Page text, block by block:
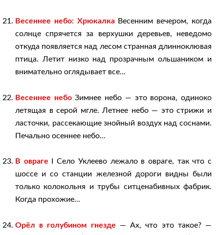
Весеннее небо: ХрюкалкаВесенним вечером, когда
солнце спрячется за верхушки деревьев, неведомо
откуда появляется над лесом странная длинноклювая
птица. Летит низко над прозрачным ольшаником и
внимательно оглядывает все...
Весеннее небоЗимнее небо — это ворона, одиноко
летящая в серой мгле. Летнее небо — это стрижи и
ласточки, рассекающие знойный воздух над соснами.
Печально осеннее небо...
В овраге I Село Уклеево лежало в овраге, так что с
шоссе и со станции железной дороги видны были
только колокольня и трубы ситценабивных фабрик.
Когда прохожие...
Орёл в голубином гнезде — Ах, что это такое? —